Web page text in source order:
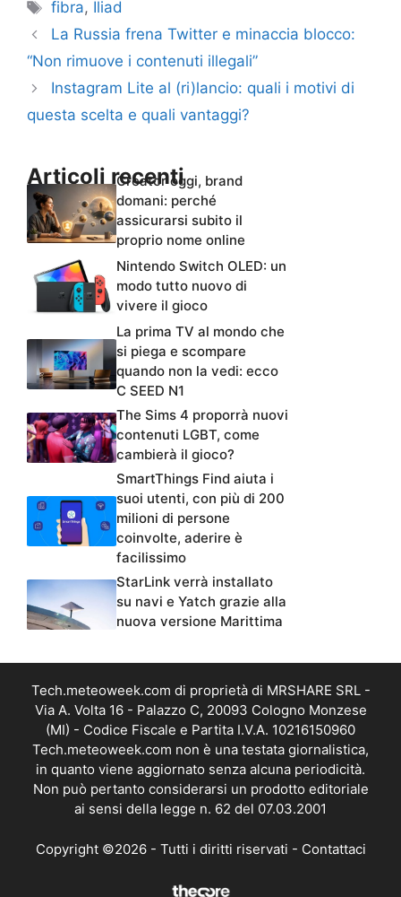
Tag
fibra, Iliad
La Russia frena Twitter e minaccia blocco:
“Non rimuove i contenuti illegali”
Instagram Lite al (ri)lancio: quali i motivi di
questa scelta e quali vantaggi?
Articoli recenti
Creator oggi, brand
domani: perché
assicurarsi subito il
proprio nome online
Nintendo Switch OLED: un
modo tutto nuovo di
vivere il gioco
La prima TV al mondo che
si piega e scompare
quando non la vedi: ecco
C SEED N1
The Sims 4 proporrà nuovi
contenuti LGBT, come
cambierà il gioco?
SmartThings Find aiuta i
suoi utenti, con più di 200
milioni di persone
coinvolte, aderire è
facilissimo
StarLink verrà installato
su navi e Yatch grazie alla
nuova versione Marittima
Tech.meteoweek.com di proprietà di MRSHARE SRL -
Via A. Volta 16 - Palazzo C, 20093 Cologno Monzese
(MI) - Codice Fiscale e Partita I.V.A. 10216150960
Tech.meteoweek.com non è una testata giornalistica,
in quanto viene aggiornato senza alcuna periodicità.
Non può pertanto considerarsi un prodotto editoriale
ai sensi della legge n. 62 del 07.03.2001
Copyright ©2026 - Tutti i diritti riservati - Contattaci